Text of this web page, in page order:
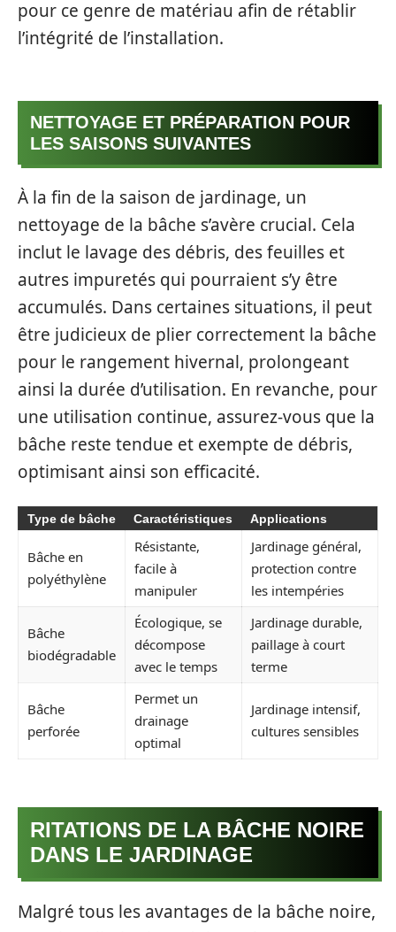
pour ce genre de matériau afin de rétablir
l’intégrité de l’installation.
NETTOYAGE ET PRÉPARATION POUR
LES SAISONS SUIVANTES
À la fin de la saison de jardinage, un
nettoyage de la bâche s’avère crucial. Cela
inclut le lavage des débris, des feuilles et
autres impuretés qui pourraient s’y être
accumulés. Dans certaines situations, il peut
être judicieux de plier correctement la bâche
pour le rangement hivernal, prolongeant
ainsi la durée d’utilisation. En revanche, pour
une utilisation continue, assurez-vous que la
bâche reste tendue et exempte de débris,
optimisant ainsi son efficacité.
Type de bâche Caractéristiques Applications
Bâche en
polyéthylène
Résistante,
facile à
manipuler
Jardinage général,
protection contre
les intempéries
Bâche
biodégradable
Écologique, se
décompose
avec le temps
Jardinage durable,
paillage à court
terme
Bâche
perforée
Permet un
drainage
optimal
Jardinage intensif,
cultures sensibles
RITATIONS DE LA BÂCHE NOIRE
DANS LE JARDINAGE
Malgré tous les avantages de la bâche noire,